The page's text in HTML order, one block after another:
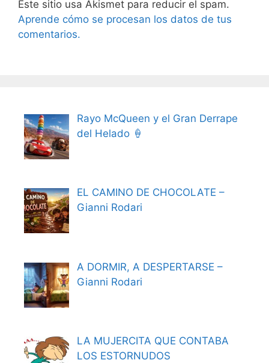
Este sitio usa Akismet para reducir el spam.
Aprende cómo se procesan los datos de tus
comentarios.
Rayo McQueen y el Gran Derrape
del Helado 🍦
EL CAMINO DE CHOCOLATE –
Gianni Rodari
A DORMIR, A DESPERTARSE –
Gianni Rodari
LA MUJERCITA QUE CONTABA
LOS ESTORNUDOS